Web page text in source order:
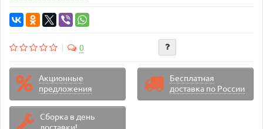
0
Акционные
предложения
Бесплатная
доставка по России
Сборка в день